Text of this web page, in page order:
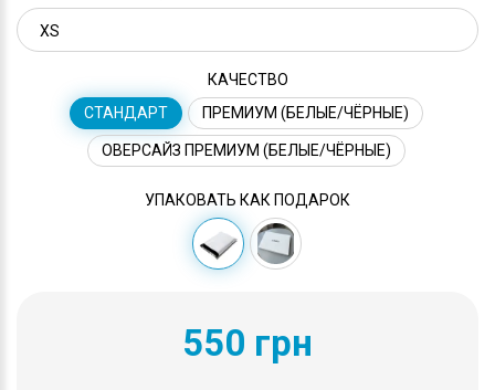
КАЧЕСТВО
СТАНДАРТ
ПРЕМИУМ (БЕЛЫЕ/ЧЁРНЫЕ)
ОВЕРСАЙЗ ПРЕМИУМ (БЕЛЫЕ/ЧЁРНЫЕ)
УПАКОВАТЬ КАК ПОДАРОК
550 грн